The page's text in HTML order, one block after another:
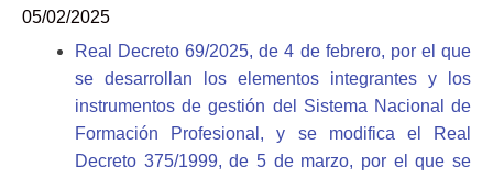
05/02/2025
Real Decreto 69/2025, de 4 de febrero, por el que
se desarrollan los elementos integrantes y los
instrumentos de gestión del Sistema Nacional de
Formación Profesional, y se modifica el Real
Decreto 375/1999, de 5 de marzo, por el que se